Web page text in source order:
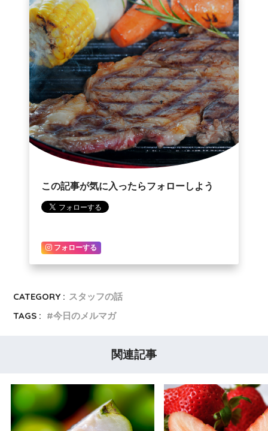
この記事が気に入ったらフォローしよう
フォローする
CATEGORY : スタッフの話
TAGS :
今日のメルマガ
関連記事